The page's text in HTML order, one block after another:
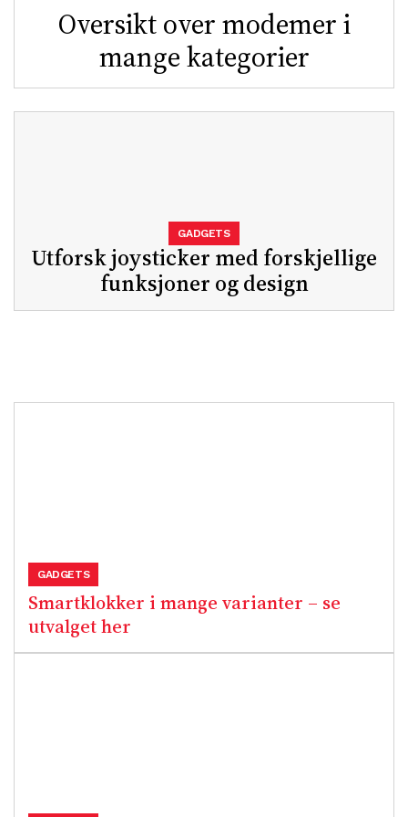
Oversikt over modemer i
mange kategorier
Utforsk joysticker med forskjellige
funksjoner og design
GADGETS
Smartklokker i mange varianter – se
utvalget her
GADGETS